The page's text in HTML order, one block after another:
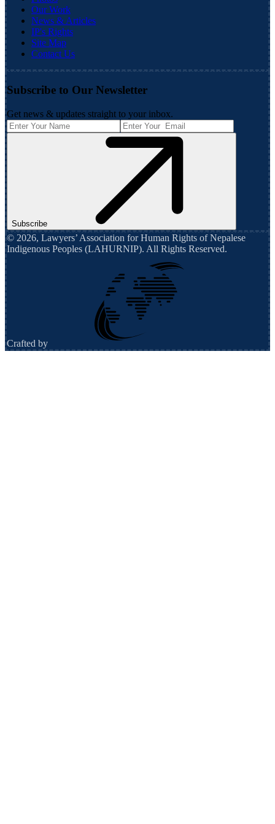
Our Work
News & Articles
IP's Rights
Site Map
Contact Us
Subscribe to Our Newsletter
Get news & updates straight to your inbox.
Subscribe
© 2026, Lawyers’ Association for Human Rights of Nepalese
Indigenous Peoples (LAHURNIP). All Rights Reserved.
Crafted by